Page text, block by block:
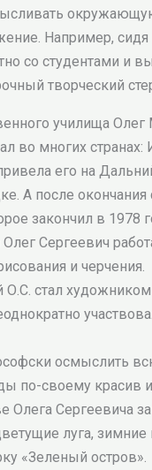
Например,
со студентами и
творческий
училища
во многих
его на
А после
закончил в
Сергеевич
и черчения.
О.С. стал
осмыслить
по-своему красив
Олега Сергеевича
луга,
«Зеленый остров».